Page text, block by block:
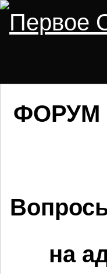
Первое
ФОРУМ
на